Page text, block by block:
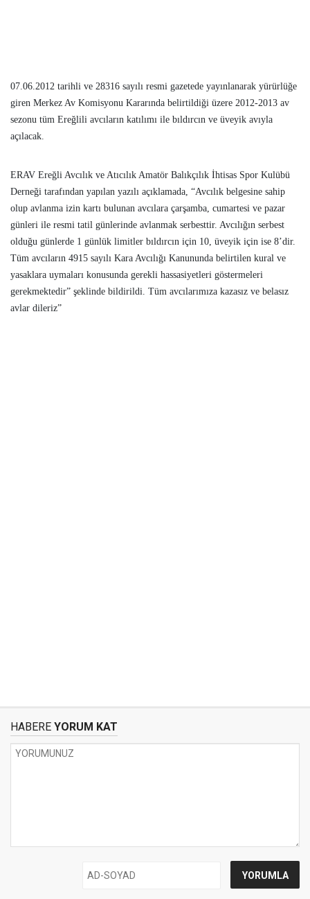
07.06.2012 tarihli ve 28316 sayılı resmi gazetede yayınlanarak yürürlüğe
giren Merkez Av Komisyonu Kararında belirtildiği üzere 2012-2013 av
sezonu tüm Ereğlili avcıların katılımı ile bıldırcın ve üveyik avıyla
açılacak.
ERAV Ereğli Avcılık ve Atıcılık Amatör Balıkçılık İhtisas Spor Kulübü
Derneği tarafından yapılan yazılı açıklamada, “Avcılık belgesine sahip
olup avlanma izin kartı bulunan avcılara çarşamba, cumartesi ve pazar
günleri ile resmi tatil günlerinde avlanmak serbesttir. Avcılığın serbest
olduğu günlerde 1 günlük limitler bıldırcın için 10, üveyik için ise 8’dir.
Tüm avcıların 4915 sayılı Kara Avcılığı Kanununda belirtilen kural ve
yasaklara uymaları konusunda gerekli hassasiyetleri göstermeleri
gerekmektedir” şeklinde bildirildi. Tüm avcılarımıza kazasız ve belasız
avlar dileriz”
HABERE YORUM KAT